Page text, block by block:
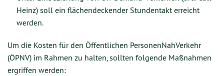
Heinz) soll ein flächendeckender Stundentakt erreicht
werden.
Um die Kosten für den Öffentlichen PersonenNahVerkehr
(ÖPNV) im Rahmen zu halten, sollten folgende Maßnahmen
ergriffen werden: